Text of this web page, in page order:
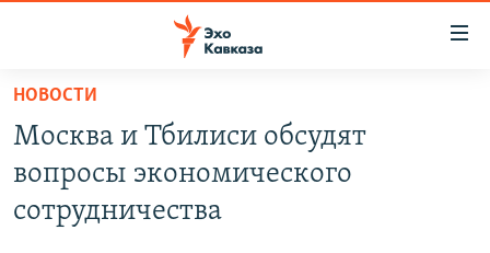
Вернуться
основному
содержанию
Вернутся
СУХУМИ
НОВОСТИ
Москва и Тбилиси обсудят
вопросы экономического
сотрудничества